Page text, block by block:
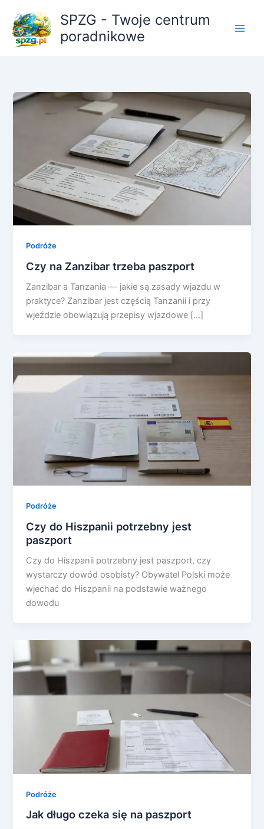
treści
SPZG - Twoje centrum
poradnikowe
Podróże
Czy na Zanzibar trzeba paszport
Zanzibar a Tanzania — jakie są zasady wjazdu w
praktyce? Zanzibar jest częścią Tanzanii i przy
wjeździe obowiązują przepisy wjazdowe […]
Podróże
Czy do Hiszpanii potrzebny jest
paszport
Czy do Hiszpanii potrzebny jest paszport, czy
wystarczy dowód osobisty? Obywatel Polski może
wjechać do Hiszpanii na podstawie ważnego
dowodu
Podróże
Jak długo czeka się na paszport